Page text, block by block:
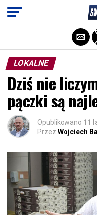
LOKALNE
Dziś nie
pączki są
Opublikowano 11
Przez Wojciech
Exit